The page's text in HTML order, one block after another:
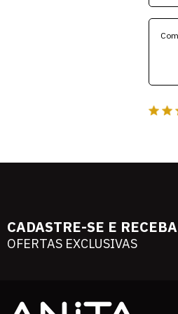
CADASTRE-SE E RECEBA
OFERTAS EXCLUSIVAS